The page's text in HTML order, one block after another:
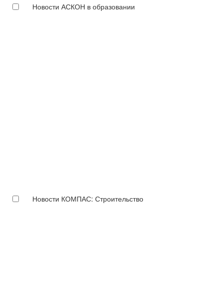
Новости АСКОН в образовании
Новости КОМПАС: Строительство